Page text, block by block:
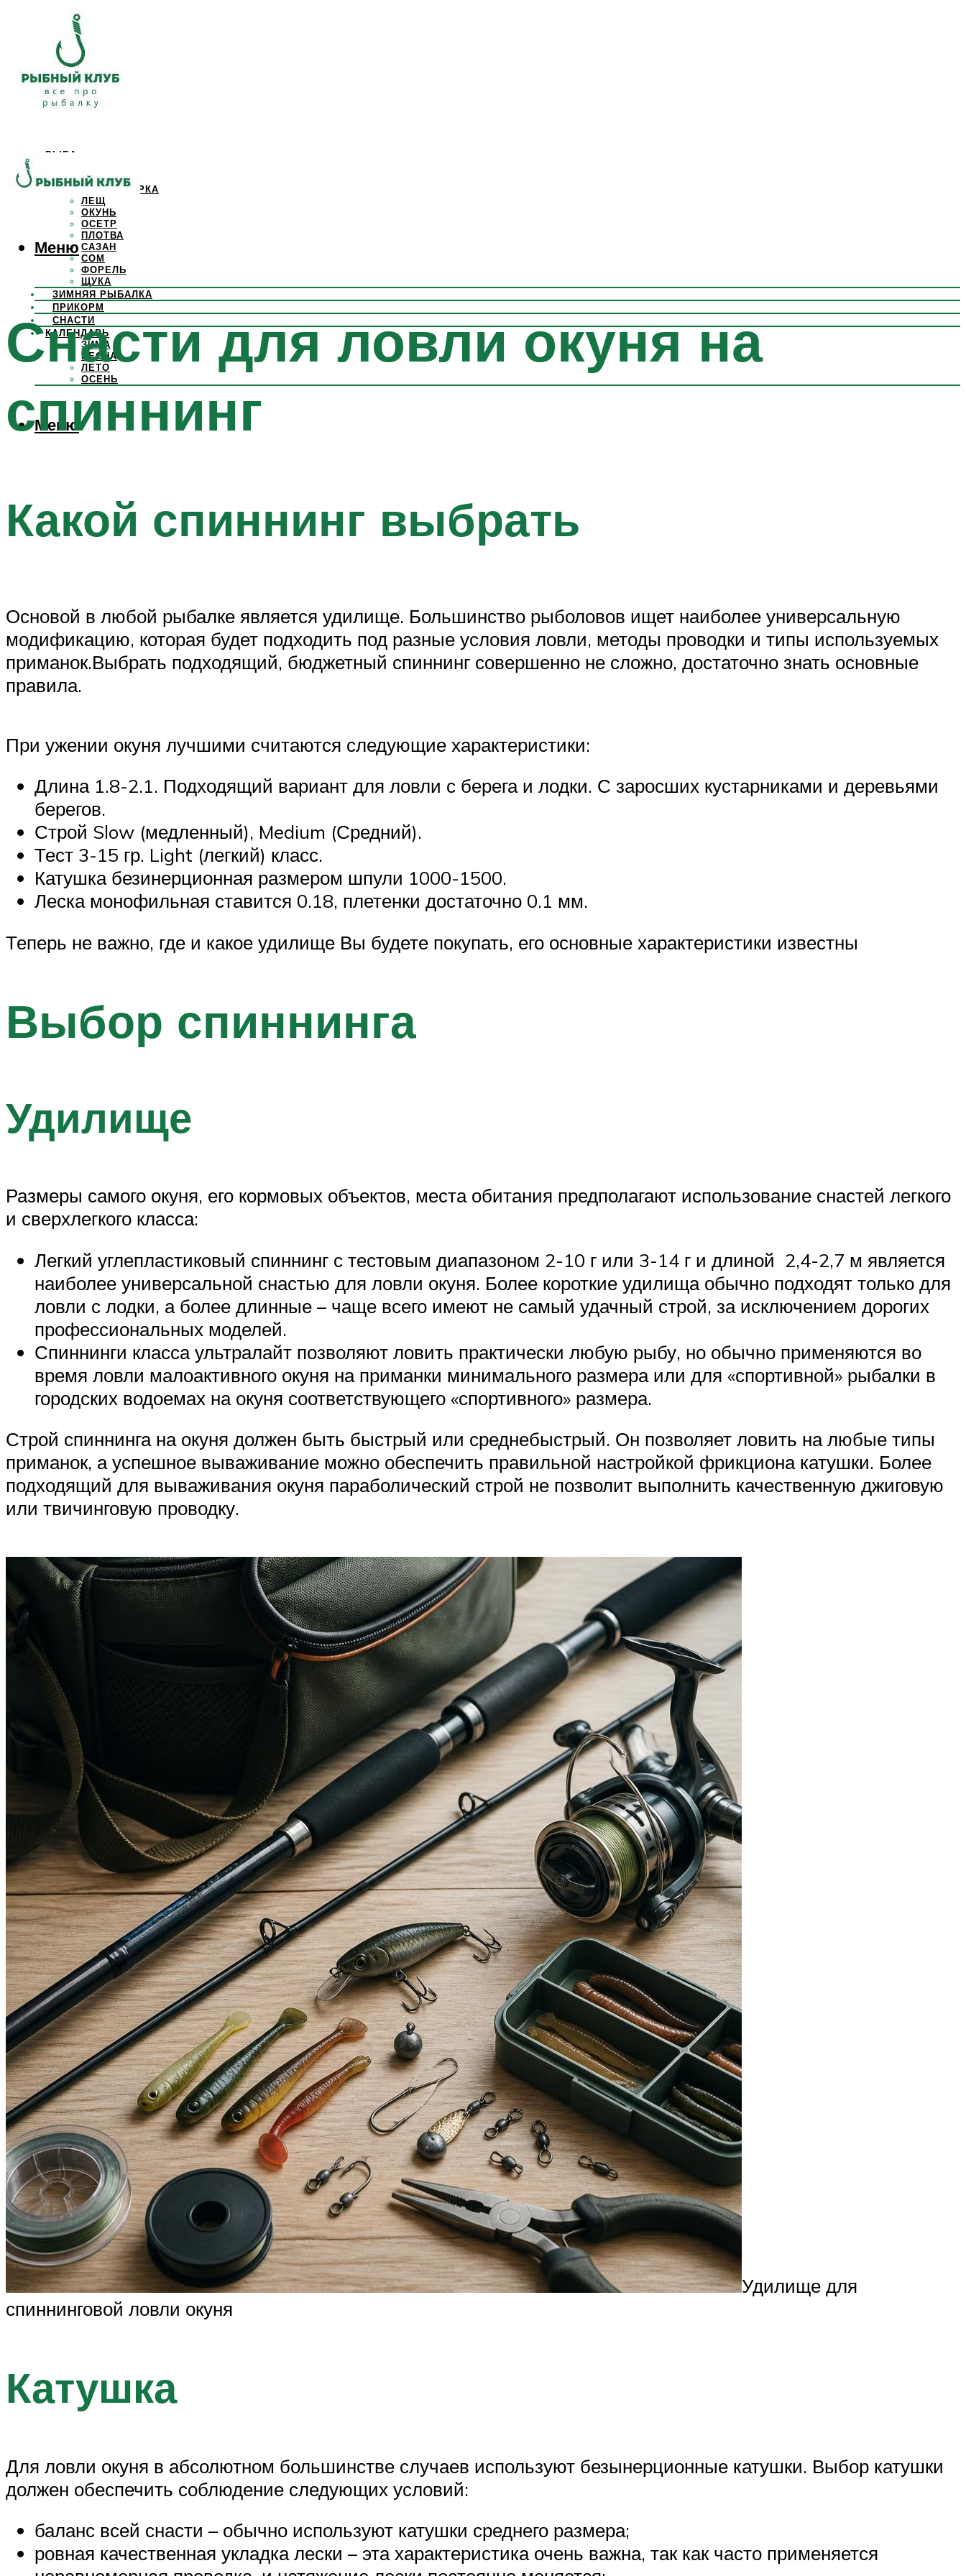
РЫБА
КАРП
КРАСНОПЕРКА
ЛЕЩ
ОКУНЬ
ОСЕТР
ПЛОТВА
САЗАН
СОМ
ФОРЕЛЬ
ЩУКА
ЗИМНЯЯ РЫБАЛКА
ПРИКОРМ
СНАСТИ
КАЛЕНДАРЬ
ЗИМА
ВЕСНА
ЛЕТО
ОСЕНЬ
Меню
Меню
Снасти для ловли окуня на
спиннинг
Какой спиннинг выбрать
Основой в любой рыбалке является удилище. Большинство рыболовов ищет наиболее универсальную
модификацию, которая будет подходить под разные условия ловли, методы проводки и типы используемых
приманок.Выбрать подходящий, бюджетный спиннинг совершенно не сложно, достаточно знать основные
правила.
При ужении окуня лучшими считаются следующие характеристики:
Длина 1.8-2.1. Подходящий вариант для ловли с берега и лодки. С заросших кустарниками и деревьями
берегов.
Строй Slow (медленный), Medium (Средний).
Тест 3-15 гр. Light (легкий) класс.
Катушка безинерционная размером шпули 1000-1500.
Леска монофильная ставится 0.18, плетенки достаточно 0.1 мм.
Теперь не важно, где и какое удилище Вы будете покупать, его основные характеристики известны
Выбор спиннинга
Удилище
Размеры самого окуня, его кормовых объектов, места обитания предполагают использование снастей легкого
и сверхлегкого класса:
Легкий углепластиковый спиннинг с тестовым диапазоном 2-10 г или 3-14 г и длиной 2,4-2,7 м является
наиболее универсальной снастью для ловли окуня. Более короткие удилища обычно подходят только для
ловли с лодки, а более длинные – чаще всего имеют не самый удачный строй, за исключением дорогих
профессиональных моделей.
Спиннинги класса ультралайт позволяют ловить практически любую рыбу, но обычно применяются во
время ловли малоактивного окуня на приманки минимального размера или для «спортивной» рыбалки в
городских водоемах на окуня соответствующего «спортивного» размера.
Строй спиннинга на окуня должен быть быстрый или среднебыстрый. Он позволяет ловить на любые типы
приманок, а успешное вываживание можно обеспечить правильной настройкой фрикциона катушки. Более
подходящий для вываживания окуня параболический строй не позволит выполнить качественную джиговую
или твичинговую проводку.
Удилище для
спиннинговой ловли окуня
Катушка
Для ловли окуня в абсолютном большинстве случаев используют безынерционные катушки. Выбор катушки
должен обеспечить соблюдение следующих условий:
баланс всей снасти – обычно используют катушки среднего размера;
ровная качественная укладка лески – эта характеристика очень важна, так как часто применяется